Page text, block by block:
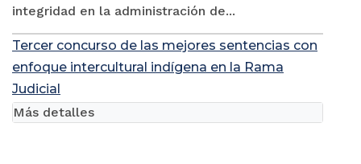
integridad en la administración de...
Tercer concurso de las mejores sentencias con
enfoque intercultural indígena en la Rama
Judicial
Más detalles